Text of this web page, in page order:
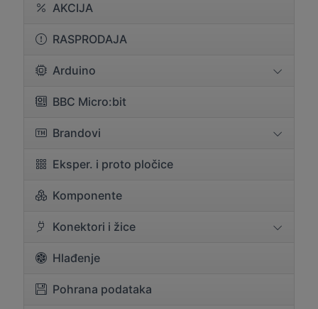
AKCIJA
RASPRODAJA
Arduino
BBC Micro:bit
Brandovi
Eksper. i proto pločice
Komponente
Konektori i žice
Hlađenje
Pohrana podataka